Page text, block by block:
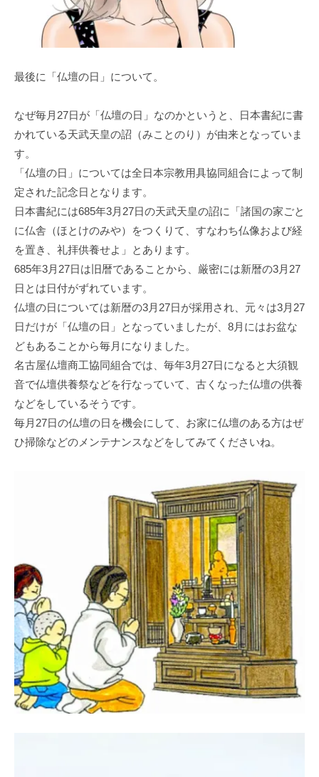
最後に「仏壇の日」について。
なぜ毎月27日が「仏壇の日」なのかというと、日本書紀に書
かれている天武天皇の詔（みことのり）が由来となっていま
す。
「仏壇の日」については全日本宗教用具協同組合によって制
定された記念日となります。
日本書紀には685年3月27日の天武天皇の詔に「諸国の家ごと
に仏舎（ほとけのみや）をつくりて、すなわち仏像および経
を置き、礼拝供養せよ」とあります。
685年3月27日は旧暦であることから、厳密には新暦の3月27
日とは日付がずれています。
仏壇の日については新暦の3月27日が採用され、元々は3月27
日だけが「仏壇の日」となっていましたが、8月にはお盆な
どもあることから毎月になりました。
名古屋仏壇商工協同組合では、毎年3月27日になると大須観
音で仏壇供養祭などを行なっていて、古くなった仏壇の供養
などをしているそうです。
毎月27日の仏壇の日を機会にして、お家に仏壇のある方はぜ
ひ掃除などのメンテナンスなどをしてみてくださいね。